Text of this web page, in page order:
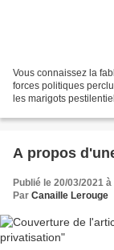
Vous connaissez la
forces politiques
les marigots
A propos
Publié le 20/03/2021 à
Par Canaille Lerouge